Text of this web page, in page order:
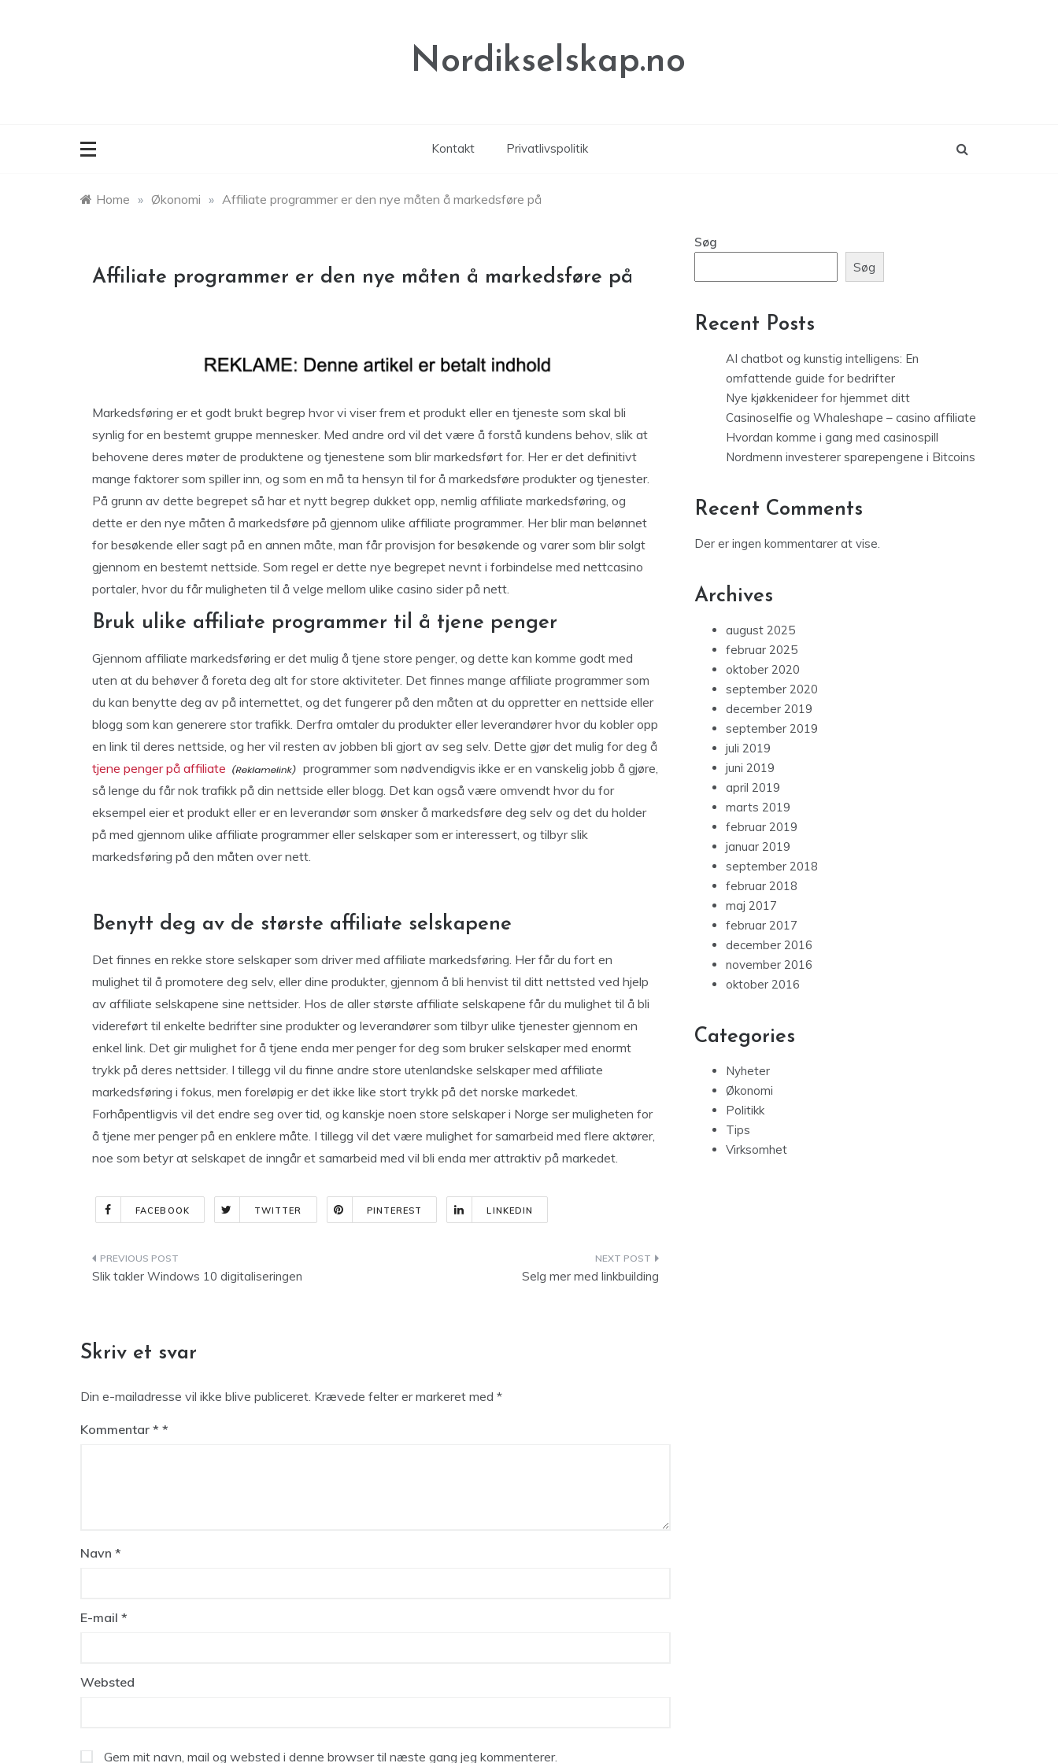
Nordikselskap.no
Kontakt Privatlivspolitik
Home » Økonomi » Affiliate programmer er den nye måten å markedsføre på
Affiliate programmer er den nye måten å markedsføre på
Markedsføring er et godt brukt begrep hvor vi viser frem et produkt eller en tjeneste som skal bli
synlig for en bestemt gruppe mennesker. Med andre ord vil det være å forstå kundens behov, slik at
behovene deres møter de produktene og tjenestene som blir markedsført for. Her er det definitivt
mange faktorer som spiller inn, og som en må ta hensyn til for å markedsføre produkter og tjenester.
På grunn av dette begrepet så har et nytt begrep dukket opp, nemlig affiliate markedsføring, og
dette er den nye måten å markedsføre på gjennom ulike affiliate programmer. Her blir man belønnet
for besøkende eller sagt på en annen måte, man får provisjon for besøkende og varer som blir solgt
gjennom en bestemt nettside. Som regel er dette nye begrepet nevnt i forbindelse med nettcasino
portaler, hvor du får muligheten til å velge mellom ulike casino sider på nett.
Bruk ulike affiliate programmer til å tjene penger
Gjennom affiliate markedsføring er det mulig å tjene store penger, og dette kan komme godt med
uten at du behøver å foreta deg alt for store aktiviteter. Det finnes mange affiliate programmer som
du kan benytte deg av på internettet, og det fungerer på den måten at du oppretter en nettside eller
blogg som kan generere stor trafikk. Derfra omtaler du produkter eller leverandører hvor du kobler opp
en link til deres nettside, og her vil resten av jobben bli gjort av seg selv. Dette gjør det mulig for deg å
tjene penger på affiliate
programmer som nødvendigvis ikke er en vanskelig jobb å gjøre,
så lenge du får nok trafikk på din nettside eller blogg. Det kan også være omvendt hvor du for
eksempel eier et produkt eller er en leverandør som ønsker å markedsføre deg selv og det du holder
på med gjennom ulike affiliate programmer eller selskaper som er interessert, og tilbyr slik
markedsføring på den måten over nett.
Benytt deg av de største affiliate selskapene
Det finnes en rekke store selskaper som driver med affiliate markedsføring. Her får du fort en
mulighet til å promotere deg selv, eller dine produkter, gjennom å bli henvist til ditt nettsted ved hjelp
av affiliate selskapene sine nettsider. Hos de aller største affiliate selskapene får du mulighet til å bli
videreført til enkelte bedrifter sine produkter og leverandører som tilbyr ulike tjenester gjennom en
enkel link. Det gir mulighet for å tjene enda mer penger for deg som bruker selskaper med enormt
trykk på deres nettsider. I tillegg vil du finne andre store utenlandske selskaper med affiliate
markedsføring i fokus, men foreløpig er det ikke like stort trykk på det norske markedet.
Forhåpentligvis vil det endre seg over tid, og kanskje noen store selskaper i Norge ser muligheten for
å tjene mer penger på en enklere måte. I tillegg vil det være mulighet for samarbeid med flere aktører,
noe som betyr at selskapet de inngår et samarbeid med vil bli enda mer attraktiv på markedet.
FACEBOOK TWITTER PINTEREST LINKEDIN
Indlægsnavigation
Slik takler Windows 10 digitaliseringen Selg mer med linkbuilding
Skriv et svar
Din e-mailadresse vil ikke blive publiceret. Krævede felter er markeret med *
Kommentar *
Navn *
E-mail *
Websted
Gem mit navn, mail og websted i denne browser til næste gang jeg kommenterer.
Søg
Søg
Recent Posts
AI chatbot og kunstig intelligens: En
omfattende guide for bedrifter
Nye kjøkkenideer for hjemmet ditt
Casinoselfie og Whaleshape – casino affiliate
Hvordan komme i gang med casinospill
Nordmenn investerer sparepengene i Bitcoins
Recent Comments
Der er ingen kommentarer at vise.
Archives
august 2025
februar 2025
oktober 2020
september 2020
december 2019
september 2019
juli 2019
juni 2019
april 2019
marts 2019
februar 2019
januar 2019
september 2018
februar 2018
maj 2017
februar 2017
december 2016
november 2016
oktober 2016
Categories
Nyheter
Økonomi
Politikk
Tips
Virksomhet